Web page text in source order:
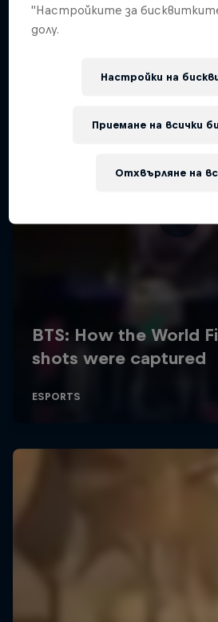
"Настройките за
долу.
Настройки на
Отхвърляне на
Приемане на всички